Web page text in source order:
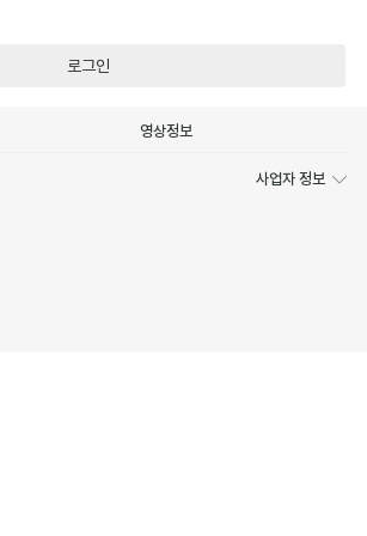
로그인
영상정보
사업자 정보